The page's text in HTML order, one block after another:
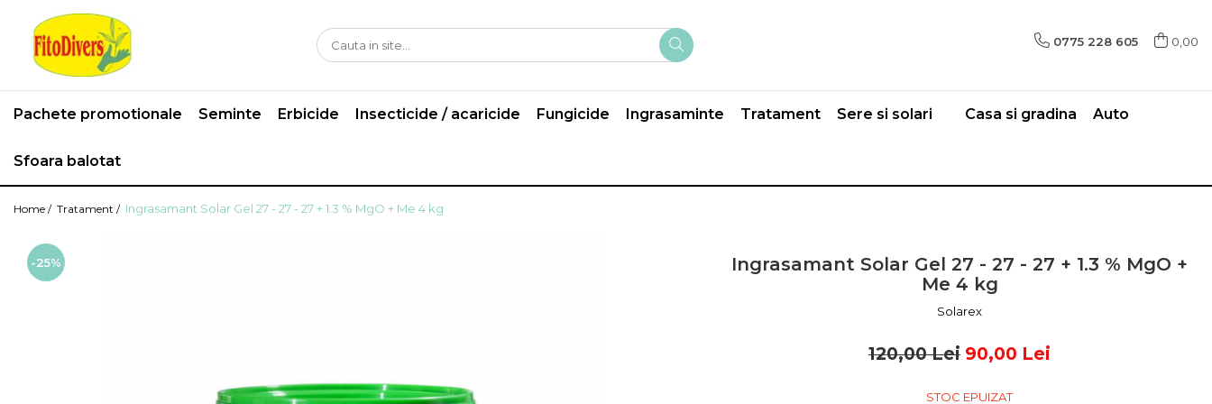
0775 228 605 0,00
Pachete promotionale Seminte Erbicide Insecticide / acaricide Fungicide Ingrasaminte Tratament Sere si solari Casa si gradina Auto
Sfoara balotat
Home / Tratament / Ingrasamant Solar Gel 27 - 27 - 27 + 1.3 % MgO + Me 4 kg
Ingrasamant Solar Gel 27 - 27 - 27 + 1.3 % MgO +
Me 4 kg
Solarex
-25%
120,00 Lei 90,00 Lei
STOC EPUIZAT